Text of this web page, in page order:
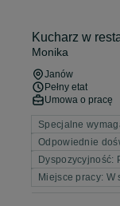
Kucharz w
Monika
Janów
Pełny etat
Umowa o pracę
Specjalne
Odpowiednie
Dyspozycyjność:
Miejsce pracy: W